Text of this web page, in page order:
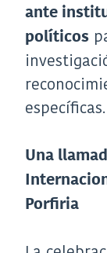
ante
políticos
específicas.
Una
Porfiria